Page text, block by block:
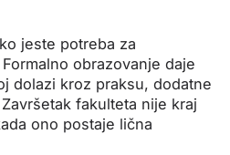
jeste potreba za
obrazovanje daje
dolazi kroz praksu, dodatne
fakulteta nije kraj
ono postaje lična